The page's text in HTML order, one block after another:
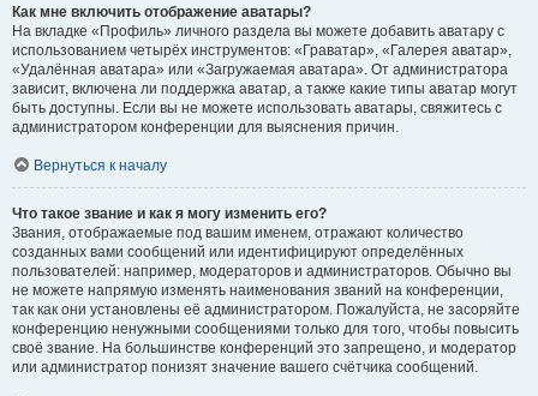
Как мне включить отображение аватары?
На вкладке «Профиль» личного раздела вы можете добавить аватару с
использованием четырёх инструментов: «Граватар», «Галерея аватар»,
«Удалённая аватара» или «Загружаемая аватара». От администратора
зависит, включена ли поддержка аватар, а также какие типы аватар могут
быть доступны. Если вы не можете использовать аватары, свяжитесь с
администратором конференции для выяснения причин.
Вернуться к началу
Что такое звание и как я могу изменить его?
Звания, отображаемые под вашим именем, отражают количество
созданных вами сообщений или идентифицируют определённых
пользователей: например, модераторов и администраторов. Обычно вы
не можете напрямую изменять наименования званий на конференции,
так как они установлены её администратором. Пожалуйста, не засоряйте
конференцию ненужными сообщениями только для того, чтобы повысить
своё звание. На большинстве конференций это запрещено, и модератор
или администратор понизят значение вашего счётчика сообщений.